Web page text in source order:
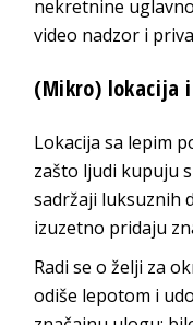
nekretnine
video nadzor i
(Mikro) lokacija
Lokacija sa lepim
zašto ljudi kupuju
sadržaji luksuznih
izuzetno pridaju
Radi se o želji za
odiše lepotom i